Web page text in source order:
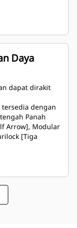
bucket.
Engaging
grade lebih
dilepaskan.
Daya
dapat dirakit
tersedia dengan
Panah
Arrow], Modular
[Tiga
mengurangi
bucket,
pada
rangkaian